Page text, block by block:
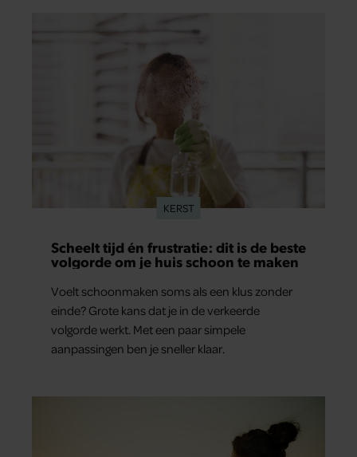
KERST
Scheelt tijd én frustratie: dit is de beste
volgorde om je huis schoon te maken
Voelt schoonmaken soms als een klus zonder
einde? Grote kans dat je in de verkeerde
volgorde werkt. Met een paar simpele
aanpassingen ben je sneller klaar.